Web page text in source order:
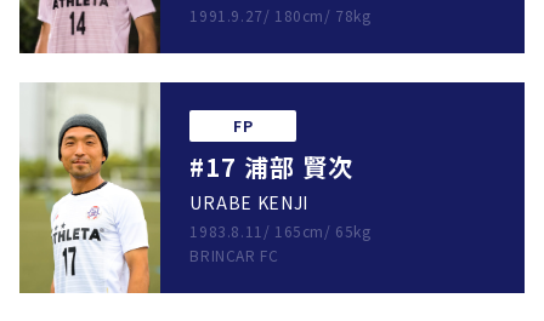
1991.9.27/ 180cm/ 78kg
FP
#17 浦部 賢次
URABE KENJI
1983.8.11 / 165cm/ 65kg
BRINCAR FC